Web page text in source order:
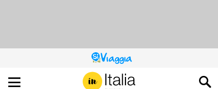
QUESTO
SITO
CONTRIBUISCE
ALL’AUDIENCE
DI